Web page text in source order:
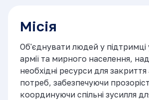
Місія
Об'єднувати людей у підтримці
армії та мирного населення,
необхідні ресурси для
потреб, забезпечуючи
координуючи спільні зусилля